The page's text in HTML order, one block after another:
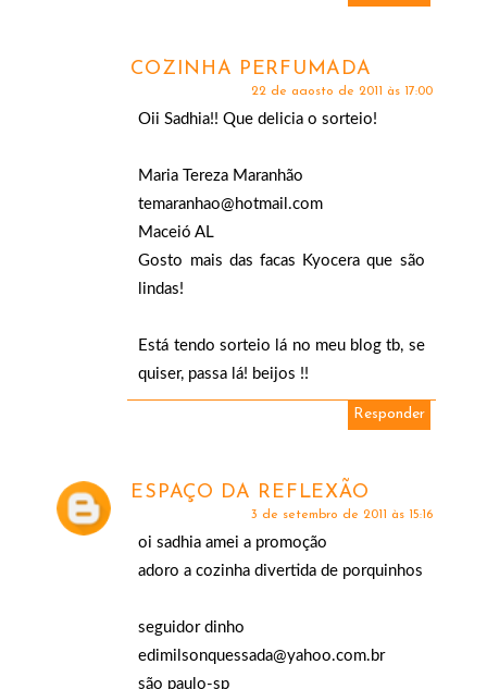
COZINHA PERFUMADA
22 de agosto de 2011 às 17:00
Oii Sadhia!! Que delicia o sorteio!
Maria Tereza Maranhão
temaranhao@hotmail.com
Maceió AL
Gosto mais das facas Kyocera que são
lindas!
Está tendo sorteio lá no meu blog tb, se
quiser, passa lá! beijos !!
Responder
ESPAÇO DA REFLEXÃO
3 de setembro de 2011 às 15:16
oi sadhia amei a promoção
adoro a cozinha divertida de porquinhos
seguidor dinho
edimilsonquessada@yahoo.com.br
são paulo-sp